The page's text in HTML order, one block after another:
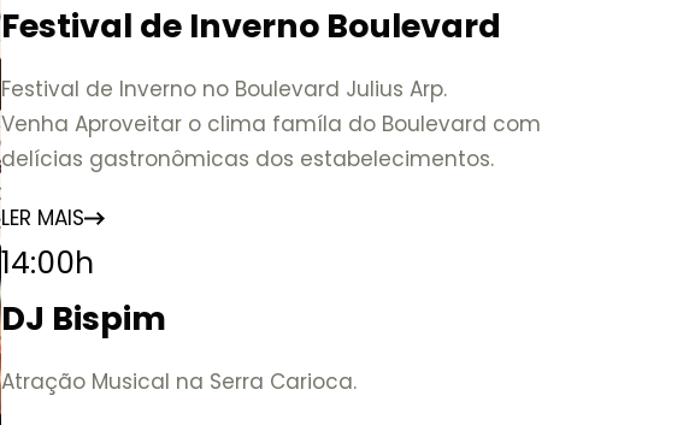
Festival de Inverno Boulevard
Festival de Inverno no Boulevard Julius Arp.
Venha Aproveitar o clima famíla do Boulevard com
delícias gastronômicas dos estabelecimentos.
LER MAIS
14:00h
DJ Bispim
Atração Musical na Serra Carioca.